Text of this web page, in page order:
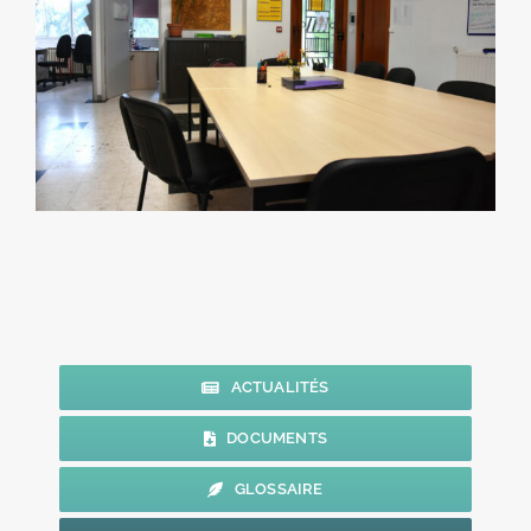
ACTUALITÉS
DOCUMENTS
GLOSSAIRE